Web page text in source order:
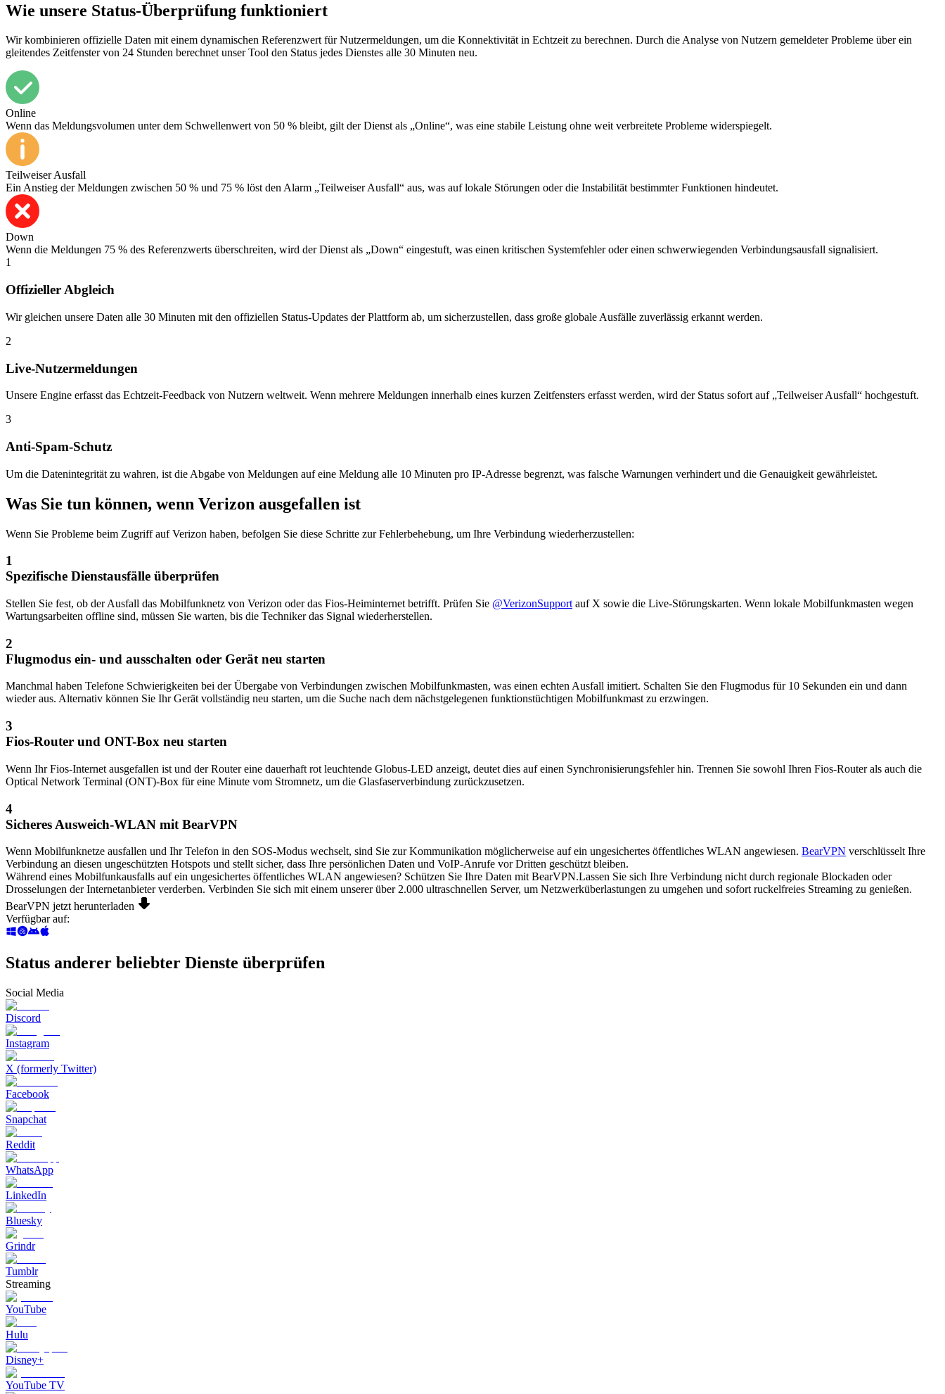
Wie unsere Status-Überprüfung funktioniert
Wir kombinieren offizielle Daten mit einem dynamischen Referenzwert für Nutzermeldungen, um die Konnektivität in Echtzeit zu berechnen. Durch die Analyse von Nutzern gemeldeter Probleme über ein
gleitendes Zeitfenster von 24 Stunden berechnet unser Tool den Status jedes Dienstes alle 30 Minuten neu.
Online
Wenn das Meldungsvolumen unter dem Schwellenwert von 50 % bleibt, gilt der Dienst als „Online“, was eine stabile Leistung ohne weit verbreitete Probleme widerspiegelt.
Teilweiser Ausfall
Ein Anstieg der Meldungen zwischen 50 % und 75 % löst den Alarm „Teilweiser Ausfall“ aus, was auf lokale Störungen oder die Instabilität bestimmter Funktionen hindeutet.
Down
Wenn die Meldungen 75 % des Referenzwerts überschreiten, wird der Dienst als „Down“ eingestuft, was einen kritischen Systemfehler oder einen schwerwiegenden Verbindungsausfall signalisiert.
1
Offizieller Abgleich
Wir gleichen unsere Daten alle 30 Minuten mit den offiziellen Status-Updates der Plattform ab, um sicherzustellen, dass große globale Ausfälle zuverlässig erkannt werden.
2
Live-Nutzermeldungen
Unsere Engine erfasst das Echtzeit-Feedback von Nutzern weltweit. Wenn mehrere Meldungen innerhalb eines kurzen Zeitfensters erfasst werden, wird der Status sofort auf „Teilweiser Ausfall“ hochgestuft.
3
Anti-Spam-Schutz
Um die Datenintegrität zu wahren, ist die Abgabe von Meldungen auf eine Meldung alle 10 Minuten pro IP-Adresse begrenzt, was falsche Warnungen verhindert und die Genauigkeit gewährleistet.
Was Sie tun können, wenn Verizon ausgefallen ist
Wenn Sie Probleme beim Zugriff auf Verizon haben, befolgen Sie diese Schritte zur Fehlerbehebung, um Ihre Verbindung wiederherzustellen:
1
Spezifische Dienstausfälle überprüfen
Stellen Sie fest, ob der Ausfall das Mobilfunknetz von Verizon oder das Fios-Heiminternet betrifft. Prüfen Sie @VerizonSupport auf X sowie die Live-Störungskarten. Wenn lokale Mobilfunkmasten wegen
Wartungsarbeiten offline sind, müssen Sie warten, bis die Techniker das Signal wiederherstellen.
2
Flugmodus ein- und ausschalten oder Gerät neu starten
Manchmal haben Telefone Schwierigkeiten bei der Übergabe von Verbindungen zwischen Mobilfunkmasten, was einen echten Ausfall imitiert. Schalten Sie den Flugmodus für 10 Sekunden ein und dann
wieder aus. Alternativ können Sie Ihr Gerät vollständig neu starten, um die Suche nach dem nächstgelegenen funktionstüchtigen Mobilfunkmast zu erzwingen.
3
Fios-Router und ONT-Box neu starten
Wenn Ihr Fios-Internet ausgefallen ist und der Router eine dauerhaft rot leuchtende Globus-LED anzeigt, deutet dies auf einen Synchronisierungsfehler hin. Trennen Sie sowohl Ihren Fios-Router als auch die
Optical Network Terminal (ONT)-Box für eine Minute vom Stromnetz, um die Glasfaserverbindung zurückzusetzen.
4
Sicheres Ausweich-WLAN mit BearVPN
Wenn Mobilfunknetze ausfallen und Ihr Telefon in den SOS-Modus wechselt, sind Sie zur Kommunikation möglicherweise auf ein ungesichertes öffentliches WLAN angewiesen. BearVPN verschlüsselt Ihre
Verbindung an diesen ungeschützten Hotspots und stellt sicher, dass Ihre persönlichen Daten und VoIP-Anrufe vor Dritten geschützt bleiben.
Während eines Mobilfunkausfalls auf ein ungesichertes öffentliches WLAN angewiesen? Schützen Sie Ihre Daten mit BearVPN.Lassen Sie sich Ihre Verbindung nicht durch regionale Blockaden oder
Drosselungen der Internetanbieter verderben. Verbinden Sie sich mit einem unserer über 2.000 ultraschnellen Server, um Netzwerküberlastungen zu umgehen und sofort ruckelfreies Streaming zu genießen.
BearVPN jetzt herunterladen
Verfügbar auf:
Status anderer beliebter Dienste überprüfen
Social Media
Discord
Instagram
X (formerly Twitter)
Facebook
Snapchat
Reddit
WhatsApp
LinkedIn
Bluesky
Grindr
Tumblr
Streaming
YouTube
Hulu
Disney+
YouTube TV